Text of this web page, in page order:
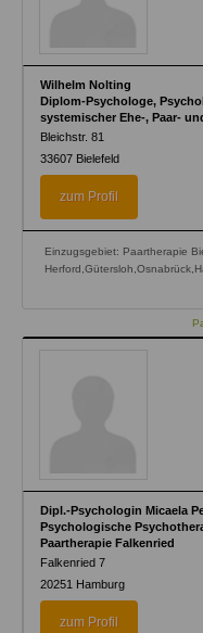
Wilhelm Nolting
Diplom-Psychologe,
systemischer Ehe-, Paar-
Bleichstr. 81
33607 Bielefeld
zum Profil
Einzugsgebiet: Paartherapie
Dipl.-Psychologin Micaela
Psychologische
Paartherapie Falkenried
Falkenried 7
20251 Hamburg
zum Profil